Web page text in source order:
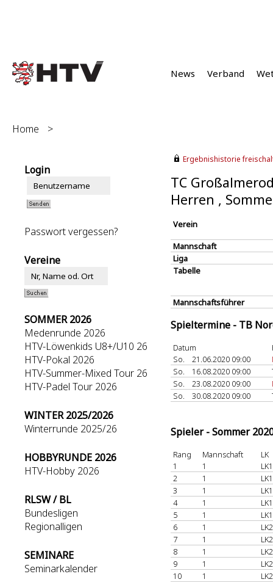
News Verband
Home >
Login
Passwort vergessen?
Vereine
SOMMER 2026
Medenrunde 2026
HTV-Löwenkids U8+/U10 26
HTV-Pokal 2026
HTV-Summer-Mixed Tour 26
HTV-Padel Tour 2026
WINTER 2025/2026
Winterrunde 2025/26
HOBBYRUNDE 2026
HTV-Hobby 2026
RLSW / BL
Bundesligen
Regionalligen
SEMINARE
Seminarkalender
Ergebnishistorie
TC
Herren ,
Verein
Mannschaft
Liga
Tabelle
Mannschaftsführer
Spieltermine - TB
Datum
So.
21.06.2020 09:00
So.
16.08.2020 09:00
So.
23.08.2020 09:00
So.
30.08.2020 09:00
Spieler - Sommer
Rang Mannschaft
LK
1
1
2
1
3
1
4
1
5
1
6
1
7
1
8
1
9
1
10
1